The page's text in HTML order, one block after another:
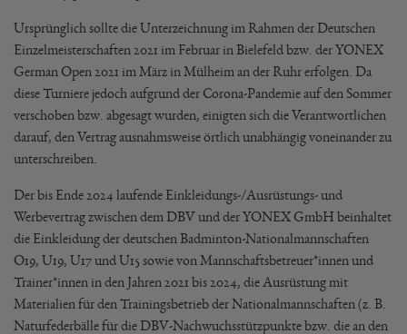
Ursprünglich sollte die Unterzeichnung im Rahmen der Deutschen
Einzelmeisterschaften 2021 im Februar in Bielefeld bzw. der YONEX
German Open 2021 im März in Mülheim an der Ruhr erfolgen. Da
diese Turniere jedoch aufgrund der Corona-Pandemie auf den Sommer
verschoben bzw. abgesagt wurden, einigten sich die Verantwortlichen
darauf, den Vertrag ausnahmsweise örtlich unabhängig voneinander zu
unterschreiben.
Der bis Ende 2024 laufende Einkleidungs-/Ausrüstungs- und
Werbevertrag zwischen dem DBV und der YONEX GmbH beinhaltet
die Einkleidung der deutschen Badminton-Nationalmannschaften
O19, U19, U17 und U15 sowie von Mannschaftsbetreuer*innen und
Trainer*innen in den Jahren 2021 bis 2024, die Ausrüstung mit
Materialien für den Trainingsbetrieb der Nationalmannschaften (z. B.
Naturfederbälle für die DBV-Nachwuchsstützpunkte bzw. die an den